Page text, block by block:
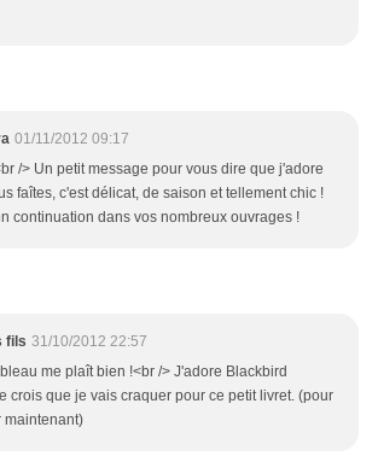
01/11/2012 09:17
/> Un petit message pour vous dire que j'adore
faîtes, c'est délicat, de saison et tellement chic !
continuation dans vos nombreux ouvrages !
fils 31/10/2012 22:57
me plaît bien !<br /> J'adore Blackbird
crois que je vais craquer pour ce petit livret. (pour
maintenant)